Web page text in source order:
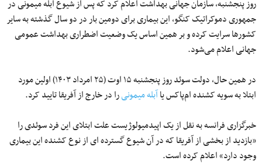
روز پنجشنبه، سازمان جهانی بهداشت اعلام کرد که پس از شیوع آبله میمونی در
جمهوری دموکراتیک کنگو، این بیماری برای دومین بار در دو سال گذشته به سایر
کشورها سرایت کرده و بر همین اساس یک وضعیت اضطراری بهداشت عمومی
جهانی اعلام می‌شود.
در همین حال، دولت سوئد روز پنجشنبه ۱۵ اوت (۲۵ امرداد ۱۴۰۳) اولین مورد
ابتلا به سویه کشنده ام‌پاکس یاآبله میمونیرا در خارج از آفریقا تایید کرد.
خبرگزاری فرانسه به نقل از یک اپیدمیولوژیست علت ابتلای این فرد سوئدی را
«بازدید از بخشی از آفریقا که در آن شیوع گسترده ای از نوع کشنده این بیماری
وجود دارد» اعلام کرده است.